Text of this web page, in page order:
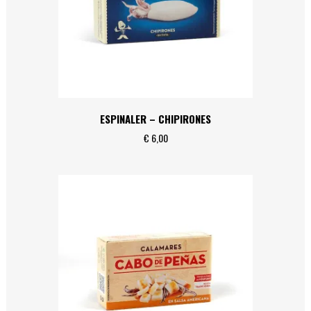
ESPINALER – CHIPIRONES
€ 6,00